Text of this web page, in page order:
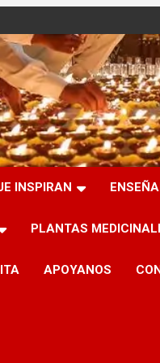
INSPIRAN
PLANTAS
APOYANOS